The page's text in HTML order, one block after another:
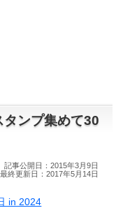
タンプ集めて30
記事公開日：2015年3月9日
最終更新日：2017年5月14日
in 2024